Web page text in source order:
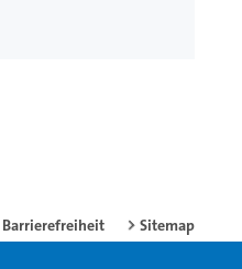
Barrierefreiheit Sitemap